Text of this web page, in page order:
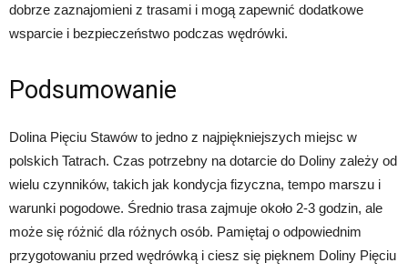
dobrze zaznajomieni z trasami i mogą zapewnić dodatkowe
wsparcie i bezpieczeństwo podczas wędrówki.
Podsumowanie
Dolina Pięciu Stawów to jedno z najpiękniejszych miejsc w
polskich Tatrach. Czas potrzebny na dotarcie do Doliny zależy od
wielu czynników, takich jak kondycja fizyczna, tempo marszu i
warunki pogodowe. Średnio trasa zajmuje około 2-3 godzin, ale
może się różnić dla różnych osób. Pamiętaj o odpowiednim
przygotowaniu przed wędrówką i ciesz się pięknem Doliny Pięciu